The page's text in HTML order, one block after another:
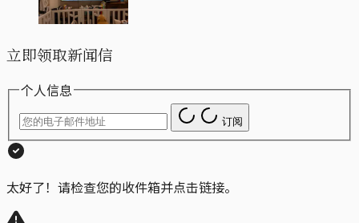
立即领取新闻信
个人信息
订阅
太好了！请检查您的收件箱并点击链接。